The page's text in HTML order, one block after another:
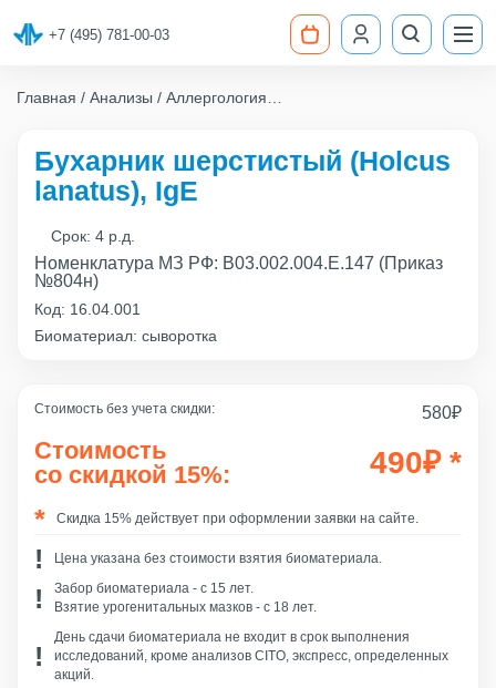
+7 (495) 781-00-03
Главная Анализы
Аллергология
Стоимость без учета скидки: 580₽
Стоимость
со скидкой 15%:
490₽ *
Скидка 15% действует при оформлении заявки на сайте.
Цена указана без стоимости взятия биоматериала.
Забор биоматериала - c 15 лет.
Взятие урогенитальных мазков - с 18 лет.
День сдачи биоматериала не входит в срок выполнения
исследований, кроме анализов CITO, экспресс, определенных
акций.
Бухарник шерстистый (Holcus
lanatus), IgE
Срок: 4 р.д.
Номенклатура МЗ РФ: B03.002.004.Е.147 (Приказ
№804н)
Код: 16.04.001
Биоматериал: сыворотка